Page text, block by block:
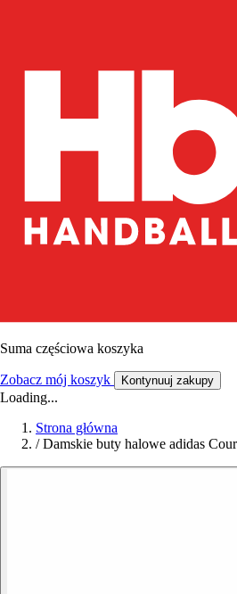
Suma częściowa koszyka
Zobacz mój koszyk Kontynuuj zakupy
Loading...
Strona główna
/ Damskie buty halowe adidas